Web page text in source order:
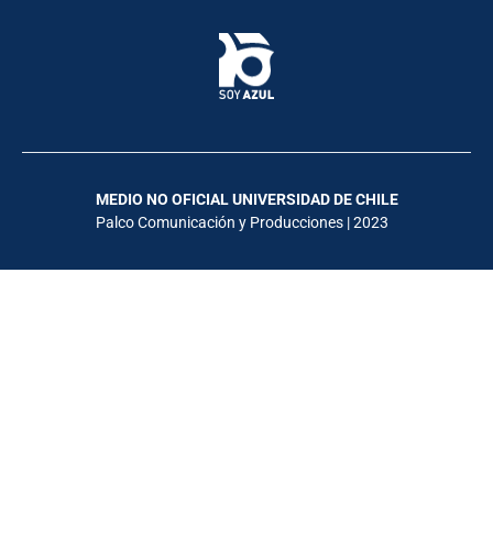
MEDIO NO OFICIAL UNIVERSIDAD DE CHILE
Palco Comunicación y Producciones | 2023